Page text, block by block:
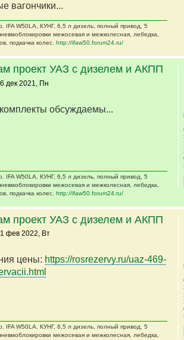
вагончики...
IFA W50LA, КУНГ, 6,5 л дизель, полный привод, 5
межосевая и межколесная, лебедка,
подкачка колес. http://ifaw50.forum24.ru/
проект УАЗ с дизелем и АКПП
дек 2021, Пн
обсуждаемы...
IFA W50LA, КУНГ, 6,5 л дизель, полный привод, 5
межосевая и межколесная, лебедка,
подкачка колес. http://ifaw50.forum24.ru/
проект УАЗ с дизелем и АКПП
фев 2022, Вт
цены: https://rosrezervy.ru/uaz-469-
IFA W50LA, КУНГ, 6,5 л дизель, полный привод, 5
межосевая и межколесная, лебедка,